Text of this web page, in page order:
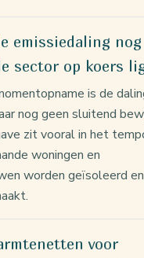
emissiedaling nog
sector op koers
is de
nog geen sluitend
zit vooral in het
woningen en
worden geïsoleerd en
voor